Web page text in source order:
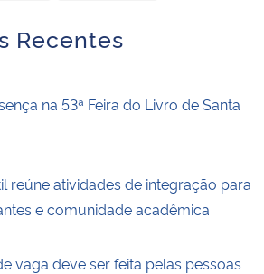
Recentes
na 53ª Feira do Livro de Santa
reúne atividades de integração para
e comunidade acadêmica
vaga deve ser feita pelas pessoas